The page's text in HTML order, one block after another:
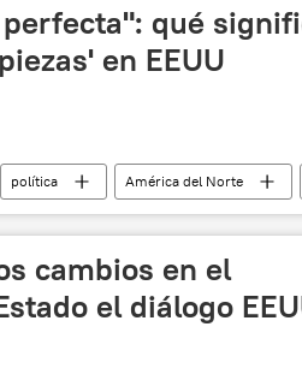
qué
en EEUU
política América del Norte
Donald Trump
Departamento
cambios en el
el diálogo